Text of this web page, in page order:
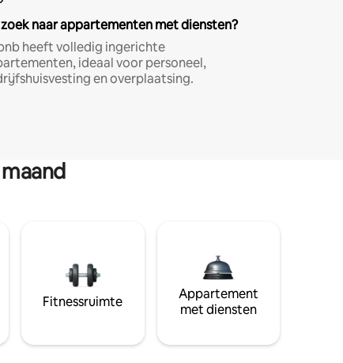
naar appartementen met diensten?
heeft volledig ingerichte
ideaal voor personeel,
en overplaatsing.
Fitnessruimte
Appartement
met diensten